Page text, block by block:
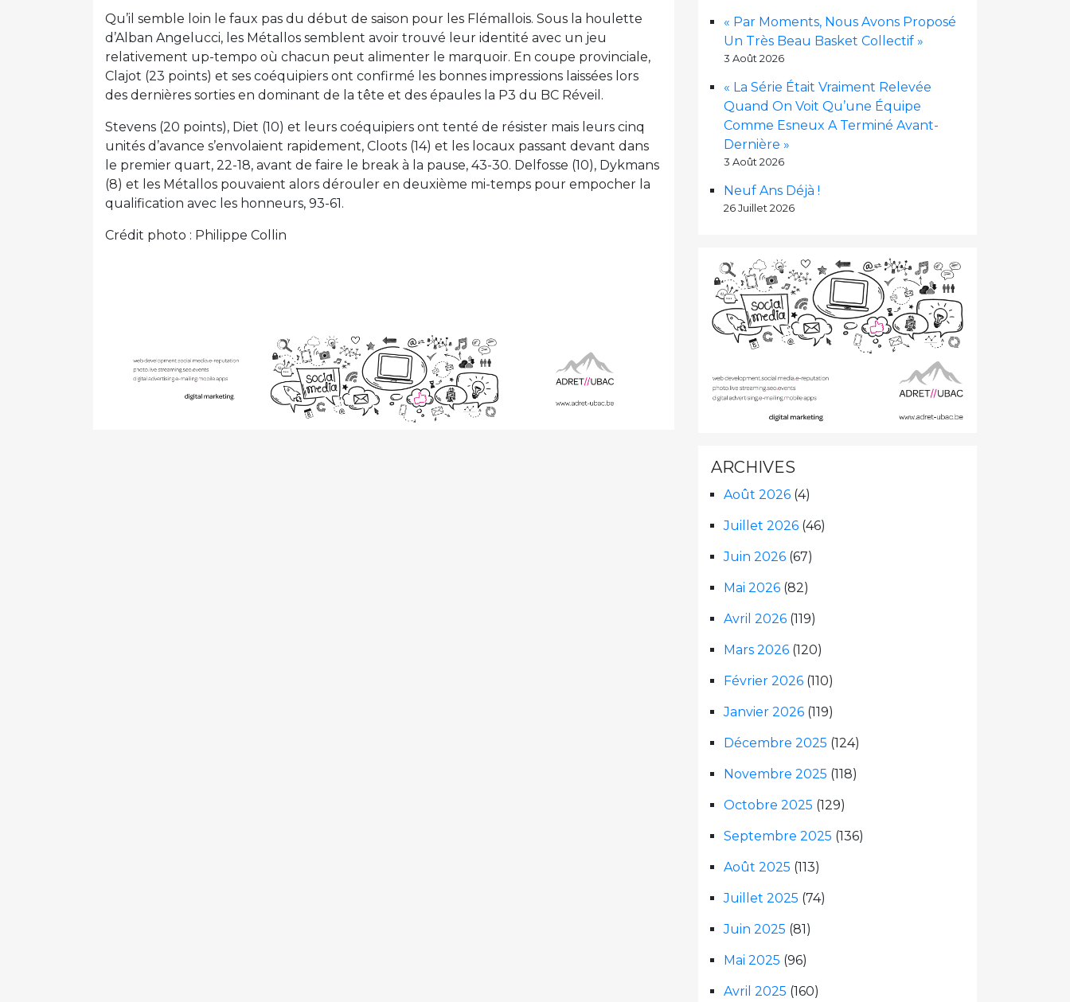
Qu’il semble loin le faux pas du début de saison pour les Flémallois. Sous la houlette
d’Alban Angelucci, les Métallos semblent avoir trouvé leur identité avec un jeu
relativement up-tempo où chacun peut alimenter le marquoir. En coupe provinciale,
Clajot (23 points) et ses coéquipiers ont confirmé les bonnes impressions laissées lors
des dernières sorties en dominant de la tête et des épaules la P3 du BC Réveil.
Stevens (20 points), Diet (10) et leurs coéquipiers ont tenté de résister mais leurs cinq
unités d’avance s’envolaient rapidement, Cloots (14) et les locaux passant devant dans
le premier quart, 22-18, avant de faire le break à la pause, 43-30. Delfosse (10), Dykmans
(8) et les Métallos pouvaient alors dérouler en deuxième mi-temps pour empocher la
qualification avec les honneurs, 93-61.
Crédit photo : Philippe Collin
« Par Moments, Nous Avons Proposé
Un Très Beau Basket Collectif »
3 Août 2026
« La Série Était Vraiment Relevée
Quand On Voit Qu’une Équipe
Comme Esneux A Terminé Avant-
Dernière »
3 Août 2026
Neuf Ans Déjà !
26 Juillet 2026
ARCHIVES
Août 2026 (4)
Juillet 2026 (46)
Juin 2026 (67)
Mai 2026 (82)
Avril 2026 (119)
Mars 2026 (120)
Février 2026 (110)
Janvier 2026 (119)
Décembre 2025 (124)
Novembre 2025 (118)
Octobre 2025 (129)
Septembre 2025 (136)
Août 2025 (113)
Juillet 2025 (74)
Juin 2025 (81)
Mai 2025 (96)
Avril 2025 (160)